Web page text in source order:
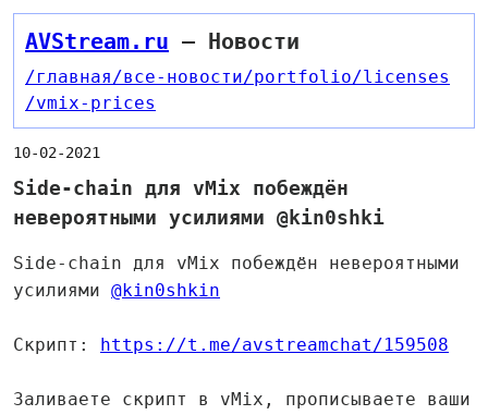
AVStream.ru — Новости
/главная/все-новости/portfolio/licenses
/vmix-prices
10-02-2021
Side-chain для vMix побеждён
невероятными усилиями @kin0shki
Side-chain для vMix побеждён невероятными
усилиями @kin0shkin
Скрипт: https://t.me/avstreamchat/159508
Заливаете скрипт в vMix, прописываете ваши